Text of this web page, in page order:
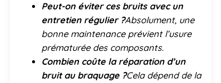
Peut-on éviter ces bruits avec un
entretien régulier ?Absolument, une
bonne maintenance prévient l’usure
prématurée des composants.
Combien coûte la réparation d’un
bruit au braquage ?Cela dépend de la